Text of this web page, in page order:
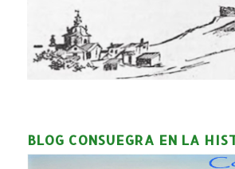
BLOG CONSUEGRA EN LA